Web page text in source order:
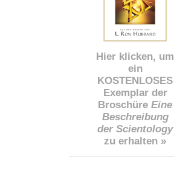
Hier klicken, um
ein
KOSTENLOSES
Exemplar der
Broschüre Eine
Beschreibung
der Scientology
zu erhalten »